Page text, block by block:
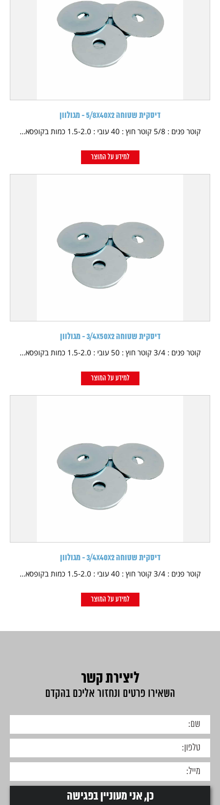
דיסקית שטוחה 5/8X40X2 - מגולוון
קוטר פנים : 5/8 קוטר חוץ : 40 עובי : 1.5-2.0 כמות בקופסא...
למידע על המוצר
דיסקית שטוחה 3/4X50X2 - מגולוון
קוטר פנים : 3/4 קוטר חוץ : 50 עובי : 1.5-2.0 כמות בקופסא...
למידע על המוצר
דיסקית שטוחה 3/4X40X2 - מגולוון
קוטר פנים : 3/4 קוטר חוץ : 40 עובי : 1.5-2.0 כמות בקופסא...
למידע על המוצר
ליצירת קשר
השאירו פרטים ונחזור אליכם בהקדם